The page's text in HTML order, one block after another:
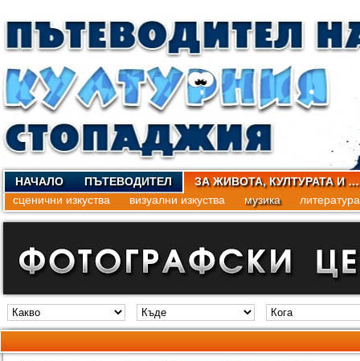
НАЧАЛО ПЪТЕВОДИТЕЛ
ЗА ЖИВОТА, КУЛТУРАТА И …
сценични изкуства
визуални изкуства музика литература